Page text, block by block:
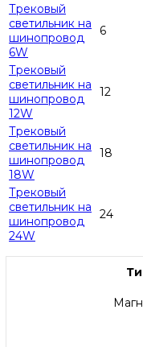
Трековый
светильник на
шинопровод
6W
6
Трековый
светильник на
шинопровод
12W
12
Трековый
светильник на
шинопровод
18W
18
Трековый
светильник на
шинопровод
24W
24